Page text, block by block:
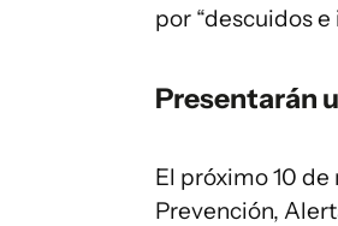
por “descuidos
Presentarán
El próximo 10
Prevención,